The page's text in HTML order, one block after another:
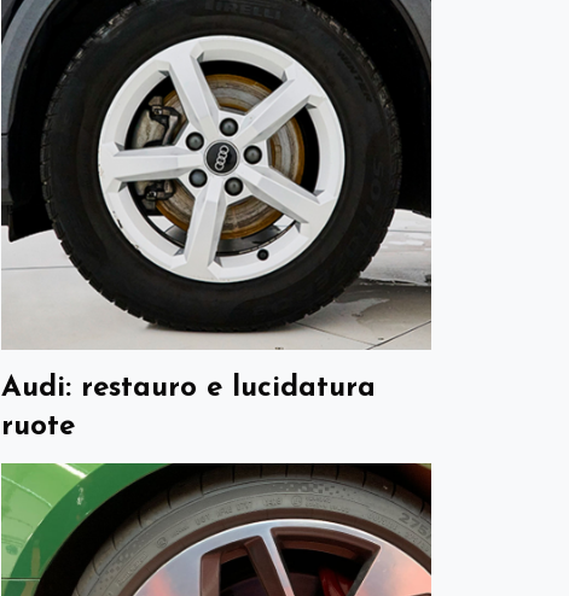
Audi: restauro e lucidatura
ruote